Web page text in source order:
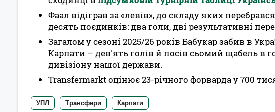
Фаал відіграв за «левів», до складу яких
десять поєдинків: два голи, дві результативні
Загалом у сезоні 2025/26 років Бабукар забив в
Карпати – дев'ять голів й посів сьомий щабель в
дивізіону нашої держави.
Transfermarkt оцінює 23-річного форварда у 700
УПЛ Трансфери Карпати